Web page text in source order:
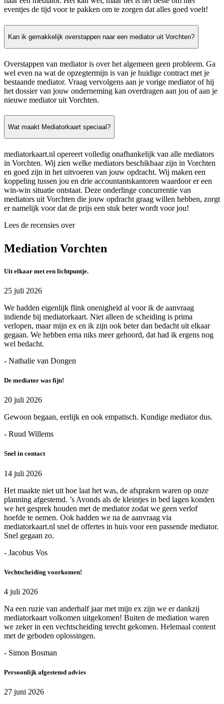
eventjes de tijd voor te pakken om te zorgen dat alles goed voelt!
Kan ik gemakkelijk overstappen naar een mediator uit Vorchten?
Overstappen van mediator is over het algemeen geen probleem. Ga
wel even na wat de opzegtermijn is van je huidige contract met je
bestaande mediator. Vraag vervolgens aan je vorige mediator of hij
het dossier van jouw onderneming kan overdragen aan jou of aan je
nieuwe mediator uit Vorchten.
Wat maakt Mediatorkaart speciaal?
mediatorkaart.nl opereert volledig onafhankelijk van alle mediators
in Vorchten. Wij zien welke mediators beschikbaar zijn in Vorchten
en goed zijn in het uitvoeren van jouw opdracht. Wij maken een
koppeling tussen jou en drie accountantskantoren waardoor er een
win-win situatie ontstaat. Deze onderlinge concurrentie van
mediators uit Vorchten die jouw opdracht graag willen hebben, zorgt
er namelijk voor dat de prijs een stuk beter wordt voor jou!
Lees de recensies over
Mediation Vorchten
Uit elkaar met een lichtpuntje.
25 juli 2026
We hadden eigenlijk flink onenigheid al voor ik de aanvraag
indiende bij mediatorkaart. Niet alleen de scheiding is prima
verlopen, maar mijn ex en ik zijn ook beter dan bedacht uit elkaar
gegaan. We hebben erna niks meer gehoord, dat had ik ergens nog
wel bedacht.
- Nathalie van Dongen
De mediator was fijn!
20 juli 2026
Gewoon begaan, eerlijk en ook empatisch. Kundige mediator dus.
- Ruud Willems
Snel in contact
14 juli 2026
Het maakte niet uit hoe laat het was, de afspraken waren op onze
planning afgestemd. ’s Avonds als de kleintjes in bed lagen konden
we het gesprek houden met de mediator zodat we geen verlof
hoefde te nemen. Ook hadden we na de aanvraag via
mediatorkaart.nl snel de offertes in huis voor een passende mediator.
Snel gegaan zo.
- Jacobus Vos
Vechtscheiding voorkomen!
4 juli 2026
Na een ruzie van anderhalf jaar met mijn ex zijn we er dankzij
mediatorkaart volkomen uitgekomen! Buiten de mediation waren
we zeker in een vechtscheiding terecht gekomen. Helemaal content
met de geboden oplossingen.
- Simon Bosman
Persoonlijk afgestemd advies
27 juni 2026